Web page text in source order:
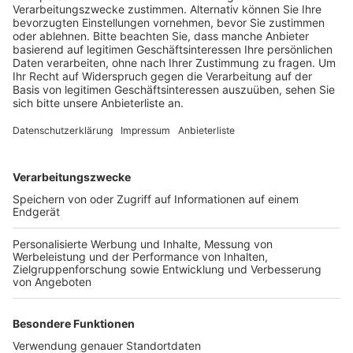
Veröffentlicht:Dienstag, 09.02.2021 17:53
Anzeige
An der Kreuzung mit der Kreisstraße 44 bei Erftstadt
abbiegenden Autofahrer erfasst. Der 16-Jährige wurde
so schwer verletzt, dass er mit einem
Rettungshubschrauber ins Krankenhaus gebracht
werden musste. Nach ersten Angaben der Polizei
besteht aber keine Lebensgefahr. Während der
Unfallaufnahme und der Bergung musste die
Luxemburger Straße über eine Stunde komplett
Anzeige